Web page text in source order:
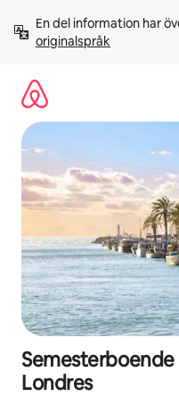
innehåll
En del information har
originalspråk
Londres